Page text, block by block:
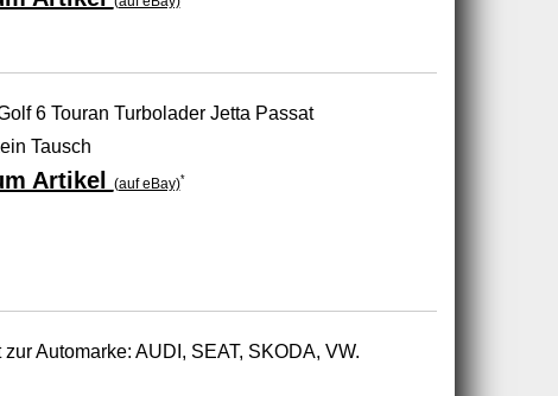
6 Touran Turbolader Jetta Passat
Tausch
Artikel (auf eBay)*
Automarke: AUDI, SEAT, SKODA, VW.